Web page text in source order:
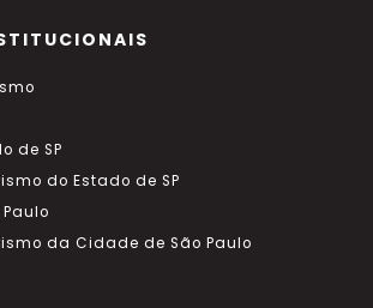
de SP
do Estado de SP
da Cidade de São Paulo